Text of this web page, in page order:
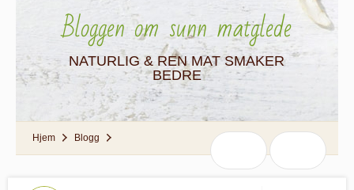
Bloggen om sunn matglede
NATURLIG & REN MAT SMAKER
BEDRE
Hjem Blogg